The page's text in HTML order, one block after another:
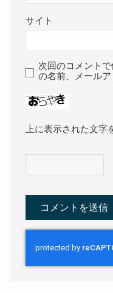
サイト
次回のコメント
の名前、メールア
上に表示された文字